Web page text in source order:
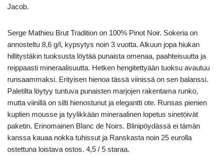
Jacob.
Serge Mathieu Brut Tradition on 100% Pinot Noir. Sokeria on
annosteltu 8,6 g/l, kypsytys noin 3 vuotta. Alkuun jopa hiukan
hillitystäkin tuoksusta löytää punaista omenaa, paahteisuutta ja
reippaasti mineraalisuutta. Hetken hengitettyään tuoksu avautuu
runsaammaksi. Erityisen hienoa tässä viinissä on sen balanssi.
Paletilta löytyy tuntuva punaisten marjojen rakentama runko,
mutta viinillä on silti hienostunut ja elegantti ote. Runsas pienien
kuplien mousse ja tyylikkään mineraalinen lopetus sinetöivät
paketin. Erinomainen Blanc de Noirs. Blinipöydässä ei tämän
kanssa kauaa nokka tuhissut ja Ranskasta noin 25 eurolla
ostettuna loistava ostos. 4,5 / 5 staraa.